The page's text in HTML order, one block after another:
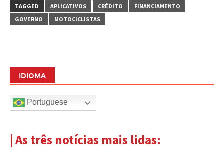
TAGGED
APLICATIVOS CRÉDITO
FINANCIAMENTO
GOVERNO
MOTOCICLISTAS
IDIOMA
Portuguese
| As três notícias mais lidas: